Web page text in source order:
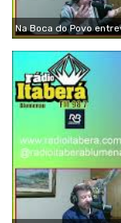
Na Boca do Povo